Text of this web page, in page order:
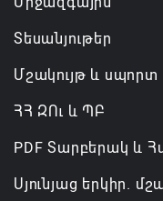
Տեսանյութեր
Մշակույթ և սպորտ
ՀՀ ԶՈւ և ՊԲ
PDF Տարբերակ և
Սյունյաց երկիր.